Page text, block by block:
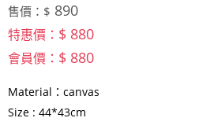
售價：$ 890
特惠價： $ 880
會員價： $ 880
Material：canvas
Size : 44*43cm